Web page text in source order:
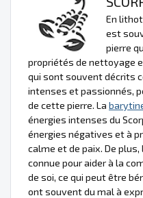
En
est
pierre
propriétés de nettoyage
qui sont souvent décrits
intenses et passionnés,
de cette pierre. La
énergies intenses du
énergies négatives et à
calme et de paix. De plus,
connue pour aider à la
de soi, ce qui peut être
ont souvent du mal à